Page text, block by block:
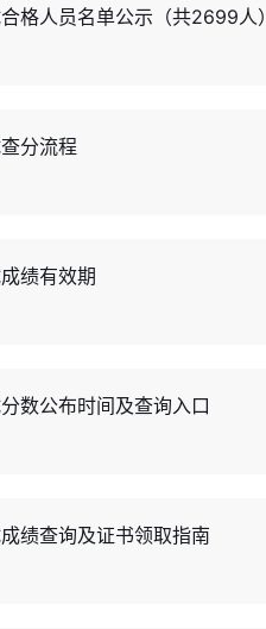
格人员名单公示（共2699人）
分流程
绩有效期
数公布时间及查询入口
绩查询及证书领取指南